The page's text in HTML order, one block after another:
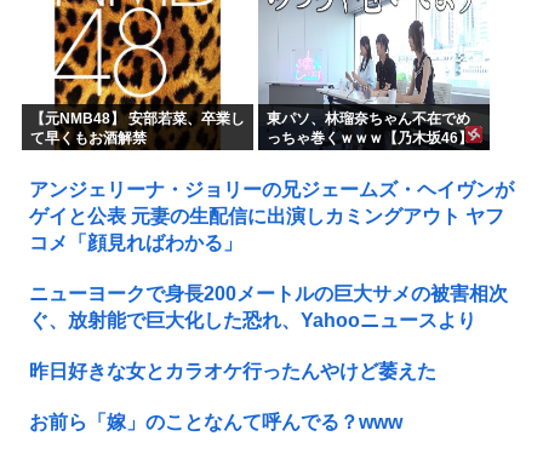
【元NMB48】 安部若菜、卒業し
て早くもお酒解禁
東パソ、林瑠奈ちゃん不在でめ
っちゃ巻くｗｗｗ【乃木坂46】
アンジェリーナ・ジョリーの兄ジェームズ・ヘイヴンが
ゲイと公表 元妻の生配信に出演しカミングアウト ヤフ
コメ「顔見ればわかる」
ニューヨークで身長200メートルの巨大サメの被害相次
ぐ、放射能で巨大化した恐れ、Yahooニュースより
昨日好きな女とカラオケ行ったんやけど萎えた
お前ら「嫁」のことなんて呼んでる？www